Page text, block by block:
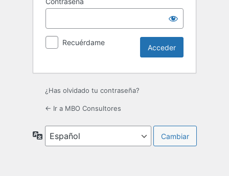
Recuérdame
¿Has olvidado tu contraseña?
← Ir a MBO Consultores
Idioma